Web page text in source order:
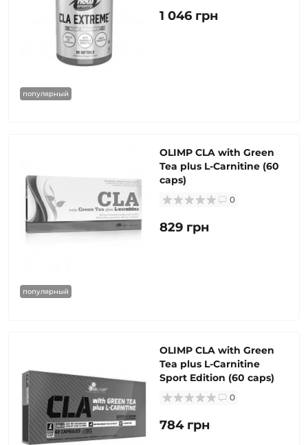
популярный
1 046 грн
популярный
OLIMP CLA with Green
Tea plus L-Carnitine (60
caps)
0
829 грн
OLIMP CLA with Green
Tea plus L-Carnitine
Sport Edition (60 caps)
0
784 грн